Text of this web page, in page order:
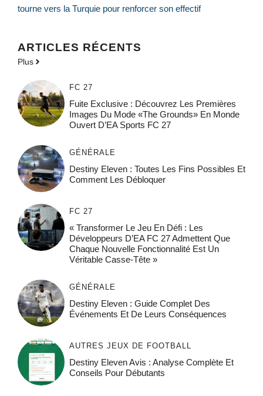
tourne vers la Turquie pour renforcer son effectif
ARTICLES RÉCENTS
Plus
FC 27
Fuite Exclusive : Découvrez Les Premières
Images Du Mode «The Grounds» En Monde
Ouvert D’EA Sports FC 27
GÉNÉRALE
Destiny Eleven : Toutes Les Fins Possibles Et
Comment Les Débloquer
FC 27
« Transformer Le Jeu En Défi : Les
Développeurs D’EA FC 27 Admettent Que
Chaque Nouvelle Fonctionnalité Est Un
Véritable Casse-Tête »
GÉNÉRALE
Destiny Eleven : Guide Complet Des
Événements Et De Leurs Conséquences
AUTRES JEUX DE FOOTBALL
Destiny Eleven Avis : Analyse Complète Et
Conseils Pour Débutants